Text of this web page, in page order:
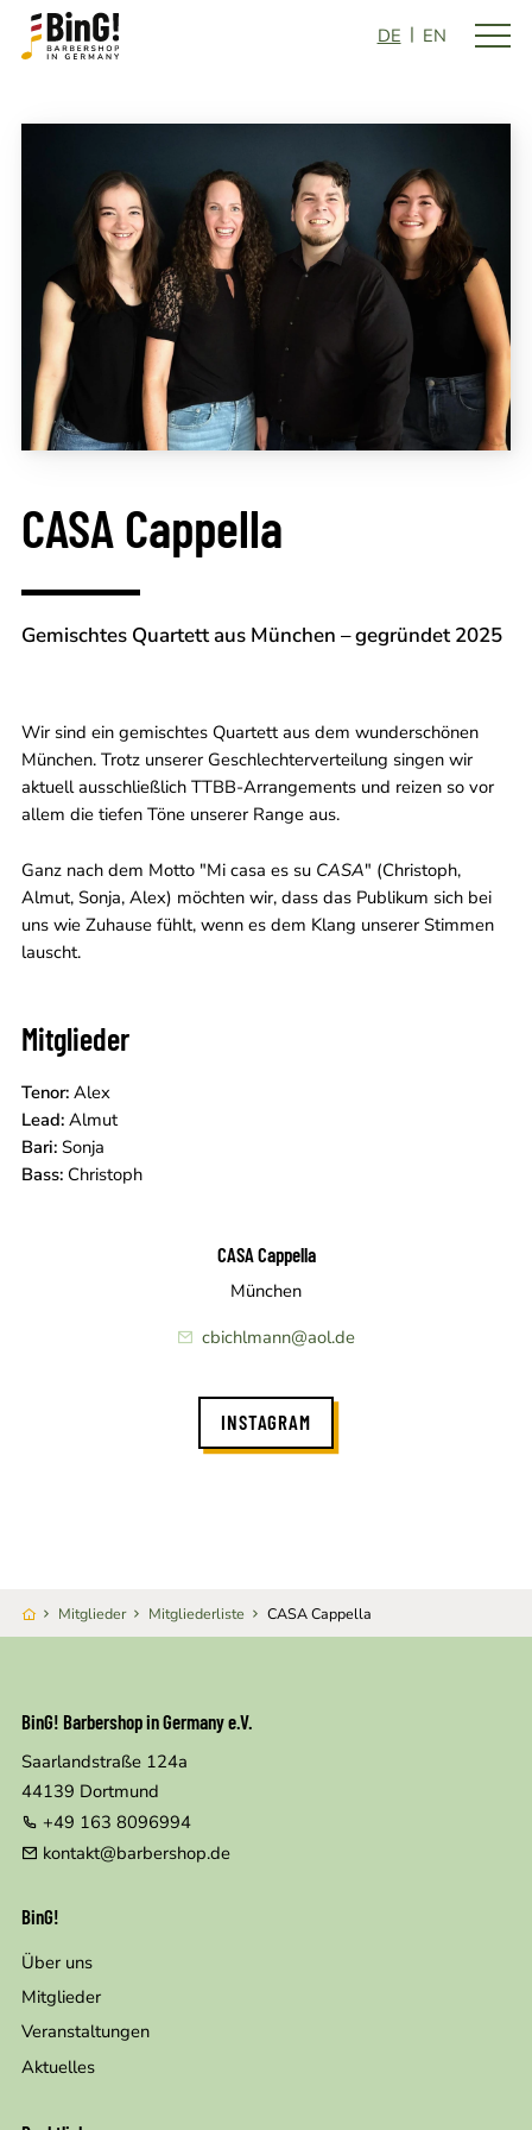
DE EN
CASA Cappella
Gemischtes Quartett aus München – gegründet 2025
Wir sind ein gemischtes Quartett aus dem wunderschönen
München. Trotz unserer Geschlechterverteilung singen wir
aktuell ausschließlich TTBB-Arrangements und reizen so vor
allem die tiefen Töne unserer Range aus.
Ganz nach dem Motto "Mi casa es su CASA" (Christoph,
Almut, Sonja, Alex) möchten wir, dass das Publikum sich bei
uns wie Zuhause fühlt, wenn es dem Klang unserer Stimmen
lauscht.
Mitglieder
Tenor:Alex
Lead:Almut
Bari:Sonja
Bass:Christoph
CASA Cappella
München
cbichlmann@aol.de
INSTAGRAM
Mitglieder Mitgliederliste CASA Cappella
BinG! Barbershop in Germany e.V.
Saarlandstraße 124a
44139 Dortmund
+49 163 8096994
kontakt@barbershop.de
BinG!
Über uns
Mitglieder
Veranstaltungen
Aktuelles